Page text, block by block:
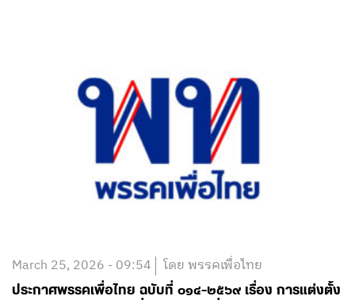
March 25, 2026 - 09:54 โดย พรรคเพื่อไทย
ประกาศพรรคเพื่อไทย ฉบับที่ ๐๑๔-๒๕๖๙ เรื่อง การแต่งตั้ง